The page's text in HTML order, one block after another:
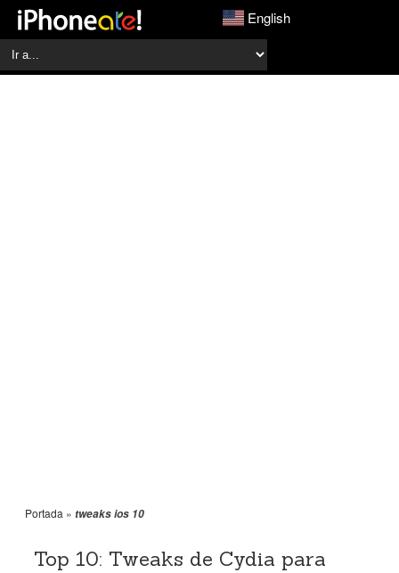
English
Portada » tweaks ios 10
Top 10: Tweaks de Cydia para